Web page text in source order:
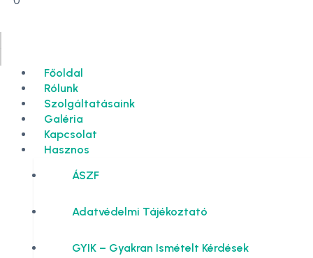
Főoldal
Rólunk
Szolgáltatásaink
Galéria
Kapcsolat
Hasznos
ÁSZF
Adatvédelmi Tájékoztató
GYIK – Gyakran Ismételt Kérdések